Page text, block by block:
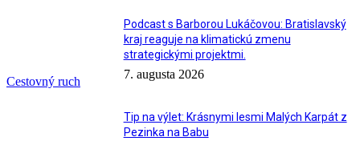
Cestovný ruch
Podcast s Barborou Lukáčovou: Bratislavský
kraj reaguje na klimatickú zmenu
strategickými projektmi.
7. augusta 2026
Tip na výlet: Krásnymi lesmi Malých Karpát z
Pezinka na Babu